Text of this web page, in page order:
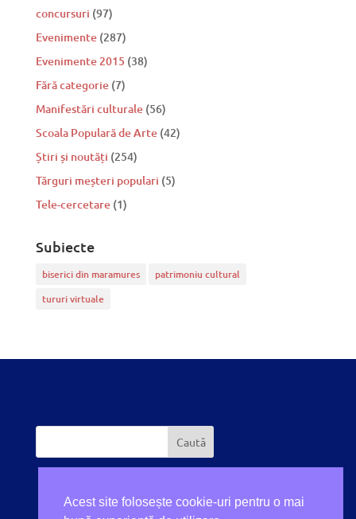
concursuri (97)
Evenimente(287)
Evenimente 2015 (38)
Fără categorie(7)
Manifestări culturale(56)
Scoala Populară de Arte(42)
Știri și noutăți (254)
Tărguri meșteri populari (5)
Tele-cercetare(1)
Subiecte
biserici din maramures
patrimoniu cultural
tururi virtuale
Acest site folosește cookie-uri pentru o mai